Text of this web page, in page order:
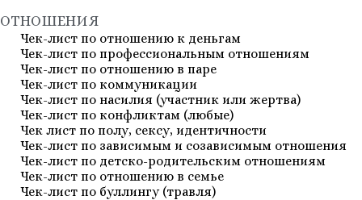
ОТНОШЕНИЯ
Чек-лист по отношению к деньгам
Чек-лист по профессиональным отношениям
Чек-лист по отношению в паре
Чек-лист по коммуникации
Чек-лист по насилия (участник или жертва)
Чек-лист по конфликтам (любые)
Чек лист по полу, сексу, идентичности
Чек-лист по зависимым и созависимым отношения
Чек-лист по детско-родительским отношениям
Чек-лист по отношению в семье
Чек-лист по буллингу (травля)